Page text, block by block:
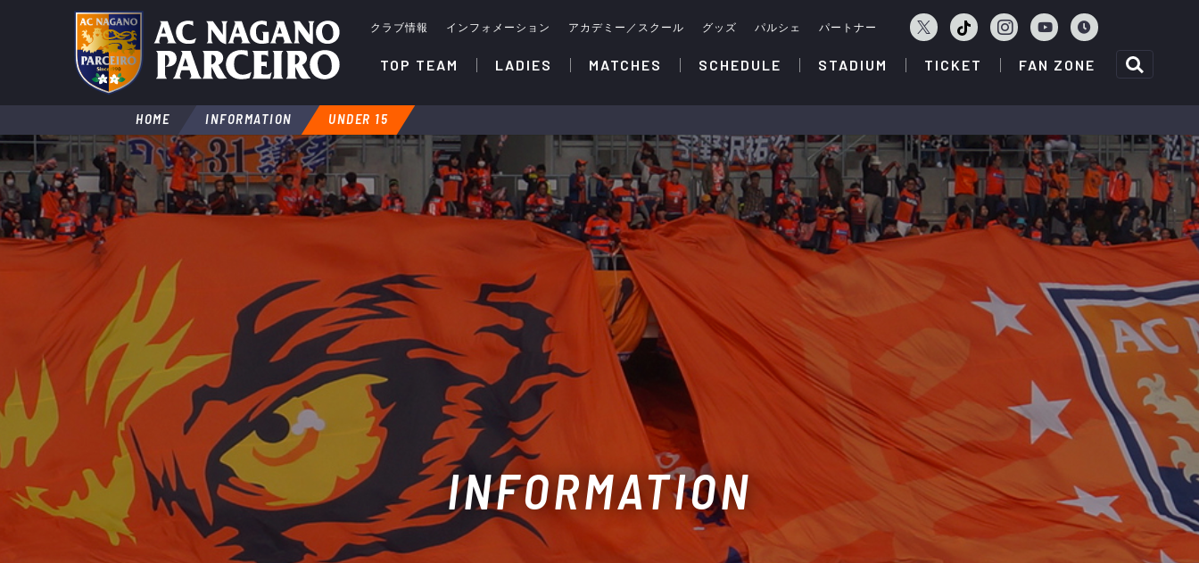
クラブ情報 インフォメーション アカデミー／スクール グッズ パルシェ パートナー
TOP TEAM LADIES MATCHES SCHEDULE STADIUM TICKET FAN ZONE
HOME INFORMATION UNDER 15
INFORMATION